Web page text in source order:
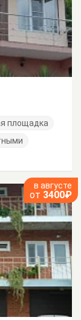
площадка
в августе
от 3400₽